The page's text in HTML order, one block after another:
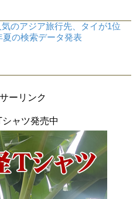
気のアジア旅行先、タイが1位
夏の検索データ発表
ーリンク
ャツ発売中